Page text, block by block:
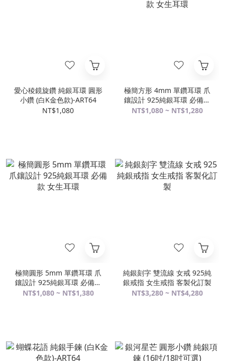
愛心稜鏡旋鑽 純銀耳環 圓形
小鑽 (白K金色款)-ART64
NT$1,080
極簡方形 4mm 單鑽耳環 爪
鑲設計 925純銀耳環 必備款
女生耳環
NT$1,080 ~ NT$1,280
極簡圓形 5mm 單鑽耳環 爪
鑲設計 925純銀耳環 必備款
女生耳環
NT$1,080 ~ NT$1,380
純銀刻字 雙流線 女戒 925純
銀戒指 女生戒指 客製化訂製
NT$3,280 ~ NT$4,280